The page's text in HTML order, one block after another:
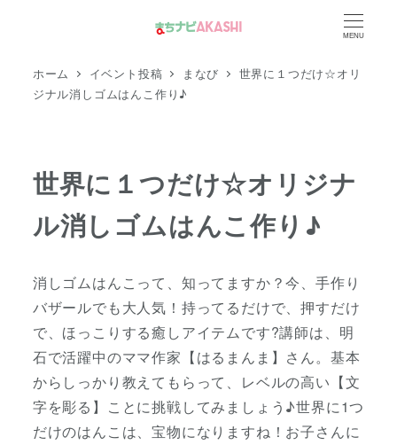
MENU
ホーム イベント投稿 まなび
世界に１つだけ☆オリ
ジナル消しゴムはんこ作り♪
世界に１つだけ☆オリジナ
ル消しゴムはんこ作り♪
消しゴムはんこって、知ってますか？今、手作り
バザールでも大人気！持ってるだけで、押すだけ
で、ほっこりする癒しアイテムです?講師は、明
石で活躍中のママ作家【はるまんま】さん。基本
からしっかり教えてもらって、レベルの高い【文
字を彫る】ことに挑戦してみましょう♪世界に1つ
だけのはんこは、宝物になりますね！お子さんに